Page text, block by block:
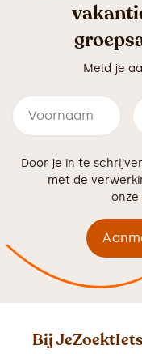
Meld je
Door je in te
met de
onze
Bij